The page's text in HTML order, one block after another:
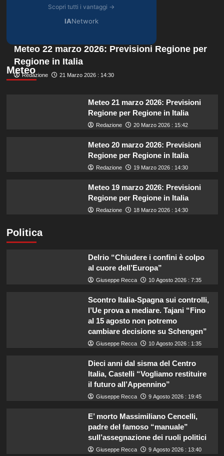
Scopri tutti i vantaggi →
IANetwork
Meteo
Meteo 22 marzo 2026: Previsioni Regione per
Regione in Italia
Redazione 21 Marzo 2026 : 14:30
Meteo 21 marzo 2026: Previsioni
Regione per Regione in Italia
Redazione 20 Marzo 2026 : 15:42
Meteo 20 marzo 2026: Previsioni
Regione per Regione in Italia
Redazione 19 Marzo 2026 : 14:30
Meteo 19 marzo 2026: Previsioni
Regione per Regione in Italia
Redazione 18 Marzo 2026 : 14:30
Politica
Delrio “Chiudere i confini è colpo
al cuore dell’Europa”
Giuseppe Recca 10 Agosto 2026 : 7:35
Scontro Italia-Spagna sui controlli,
l’Ue prova a mediare. Tajani “Fino
al 15 agosto non potremo
cambiare decisione su Schengen”
Giuseppe Recca 10 Agosto 2026 : 1:35
Dieci anni dal sisma del Centro
Italia, Castelli “Vogliamo restituire
il futuro all’Appennino”
Giuseppe Recca 9 Agosto 2026 : 19:45
E’ morto Massimiliano Cencelli,
padre del famoso “manuale”
sull’assegnazione dei ruoli politici
Giuseppe Recca 9 Agosto 2026 : 13:40